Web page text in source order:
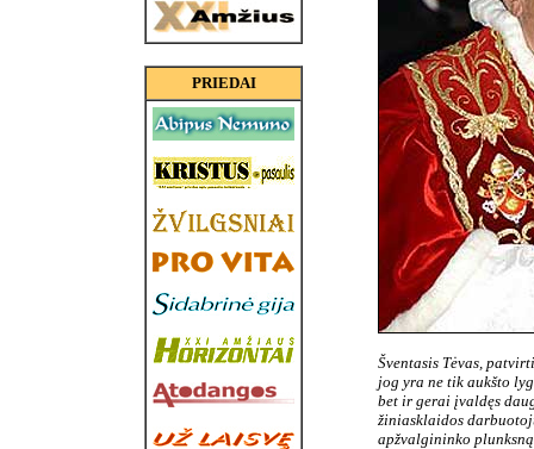
PRIEDAI
Šventasis Tėvas,
jog yra ne tik aukšto
bet ir gerai įvaldęs
žiniasklaidos
apžvalgininko